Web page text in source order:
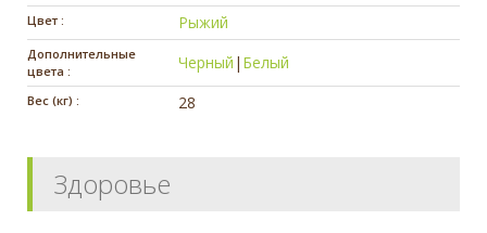
Цвет : Рыжий
Дополнительные
цвета :
Черный | Белый
Вес (кг) : 28
Здоровье